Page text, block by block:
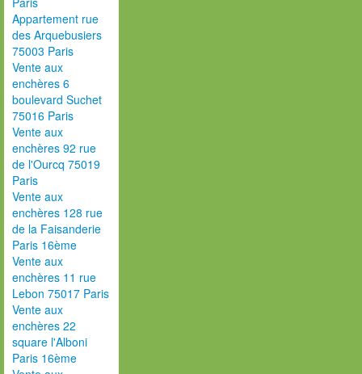
Appartement rue
des Arquebusiers
75003 Paris
Vente aux
enchères 6
boulevard Suchet
75016 Paris
Vente aux
enchères 92 rue
de l'Ourcq 75019
Paris
Vente aux
enchères 128 rue
de la Faisanderie
Paris 16ème
Vente aux
enchères 11 rue
Lebon 75017 Paris
Vente aux
enchères 22
square l'Alboni
Paris 16ème